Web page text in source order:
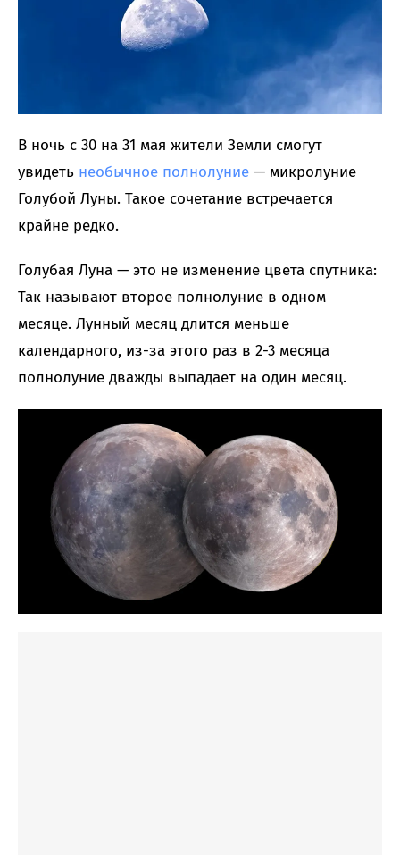
В ночь с 30 на 31 мая жители Земли смогут
увидеть необычное полнолуние — микролуние
Голубой Луны. Такое сочетание встречается
крайне редко.
Голубая Луна — это не изменение цвета спутника:
Так называют второе полнолуние в одном
месяце. Лунный месяц длится меньше
календарного, из-за этого раз в 2-3 месяца
полнолуние дважды выпадает на один месяц.